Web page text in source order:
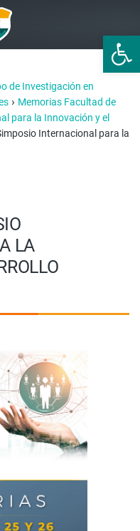
Abrir
de Investigación en
› Memorias Facultad de
para la Innovación y el
Internacional para la
LA